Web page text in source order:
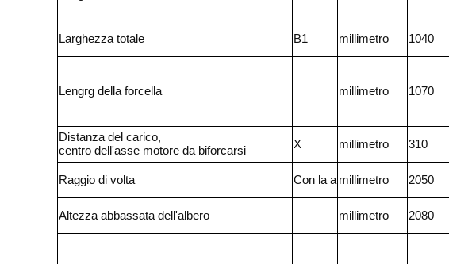
Larghezza totale B1 millimetro 1040
Lengrg della forcella millimetro 1070
Distanza del carico,
centro dell'asse motore da biforcarsi
X millimetro 310
Raggio di volta Con la a millimetro 2050
Altezza abbassata dell'albero millimetro 2080